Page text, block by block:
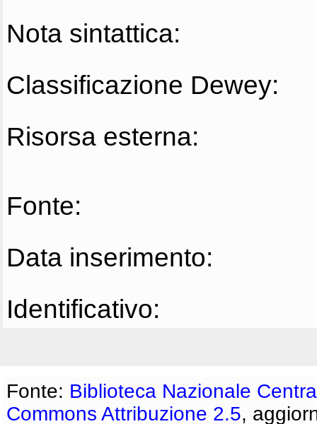
Nota sintattica:
Classificazione Dewey:
Risorsa esterna:
Fonte:
Data inserimento:
Identificativo:
Fonte: Biblioteca Nazionale
Commons Attribuzione 2.5,